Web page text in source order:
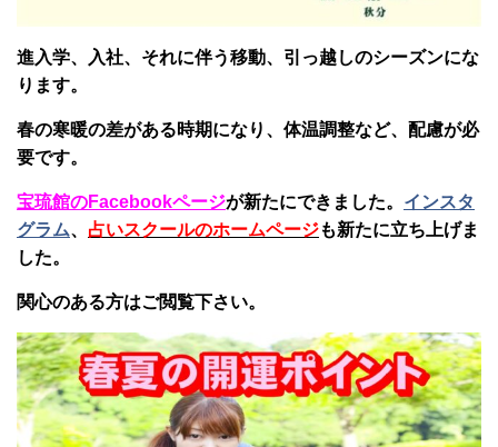
進入学、入社、それに伴う移動、引っ越しのシーズンにな
ります。
春の寒暖の差がある時期になり、体温調整など、配慮が必
要です。
宝琉館のFacebookページが新たにできました。 インスタ
グラム、 占いスクールのホームページも新たに立ち上げま
した。
関心のある方はご閲覧下さい。